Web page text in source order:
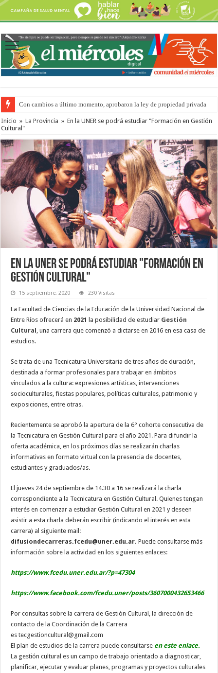
Con cambios a último momento, aprobaron la ley de propiedad privada
Inicio » La Provincia » En la UNER se podrá estudiar "Formación en Gestión
Cultural"
En la UNER se podrá estudiar "Formación en
Gestión Cultural"
15 septiembre, 2020 230 Visitas
La Facultad de Ciencias de la Educación de la Universidad Nacional de
Entre Ríos ofrecerá en 2021la posibilidad de estudiar Gestión
Cultural , una carrera que comenzó a dictarse en 2016 en esa casa de
estudios.
Se trata de una Tecnicatura Universitaria de tres años de duración,
destinada a formar profesionales para trabajar en ámbitos
vinculados a la cultura: expresiones artísticas, intervenciones
socioculturales, fiestas populares, políticas culturales, patrimonio y
exposiciones, entre otras.
Recientemente se aprobó la apertura de la 6° cohorte consecutiva de
la Tecnicatura en Gestión Cultural para el año 2021. Para difundir la
oferta académica, en los próximos días se realizarán charlas
informativas en formato virtual con la presencia de docentes,
estudiantes y graduados/as.
El jueves 24 de septiembre de 14.30 a 16 se realizará la charla
correspondiente a la Tecnicatura en Gestión Cultural. Quienes tengan
interés en comenzar a estudiar Gestión Cultural en 2021 y deseen
asistir a esta charla deberán escribir (indicando el interés en esta
carrera) al siguiente mail:
difusiondecarreras.fcedu@uner.edu.ar.Puede consultarse más
información sobre la actividad en los siguientes enlaces:
https://www.fcedu.uner.edu.ar/?p=47304
https://www.facebook.com/fcedu.uner/posts/3607000432653466
Por consultas sobre la carrera de Gestión Cultural, la dirección de
contacto de la Coordinación de la Carrera
es tecgestioncultural@gmail.com
El plan de estudios de la carrera puede consultarse en este enlace.
La gestión cultural es un campo de trabajo orientado a diagnosticar,
planificar, ejecutar y evaluar planes, programas y proyectos culturales